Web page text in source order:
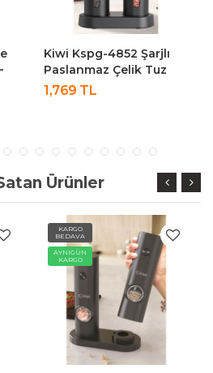
Kiwi Kspg-4852 Şarjlı
Paslanmaz Çelik Tuz
Karabiber Değirmeni
Otomatik Baharat
1,769 TL
Ürünler
KARGO
BEDAVA
AYNIGÜN
KARGO